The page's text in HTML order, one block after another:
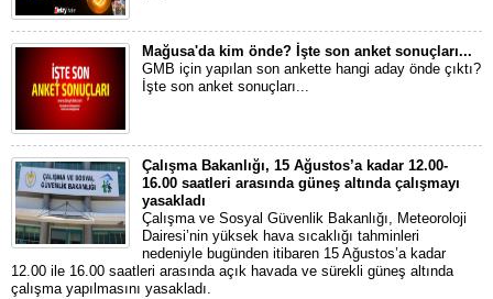
Mağusa'da kim önde? İşte son anket sonuçları...
GMB için yapılan son ankette hangi aday önde çıktı?
İşte son anket sonuçları...
Çalışma Bakanlığı, 15 Ağustos’a kadar 12.00-
16.00 saatleri arasında güneş altında çalışmayı
yasakladı
Çalışma ve Sosyal Güvenlik Bakanlığı, Meteoroloji
Dairesi’nin yüksek hava sıcaklığı tahminleri
nedeniyle bugünden itibaren 15 Ağustos’a kadar
12.00 ile 16.00 saatleri arasında açık havada ve sürekli güneş altında
çalışma yapılmasını yasakladı.